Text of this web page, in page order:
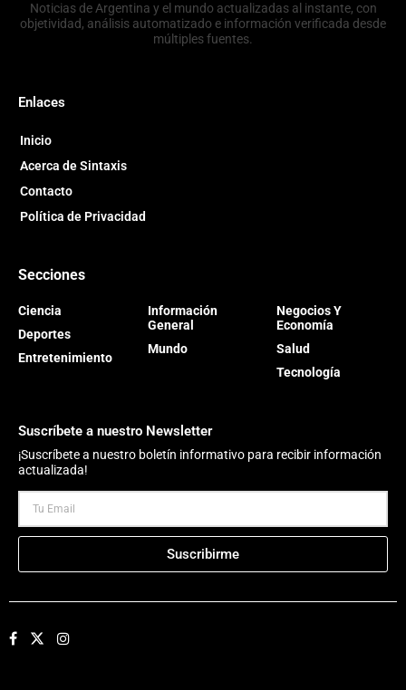
Noticias de Argentina y el mundo actualizadas al instante, con
objetividad, análisis automatizado e información verificada desde
múltiples fuentes.
Enlaces
Inicio
Acerca de Sintaxis
Contacto
Política de Privacidad
Secciones
Ciencia
Deportes
Entretenimiento
Información
General
Mundo
Negocios Y
Economía
Salud
Tecnología
Suscríbete a nuestro Newsletter
¡Suscríbete a nuestro boletín informativo para recibir información
actualizada!
Suscribirme